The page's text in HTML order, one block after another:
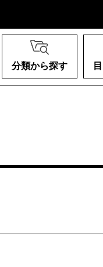
分類から探す